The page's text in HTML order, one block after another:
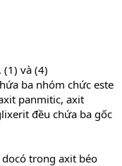
(1) và (4)
ba nhóm chức este
panmitic, axit
đều chứa ba gốc
trong axit béo